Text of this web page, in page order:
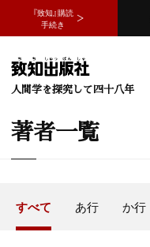
『致知』購読
手続き
人間学を探究して四十八年
著者一覧
すべて あ行 か行